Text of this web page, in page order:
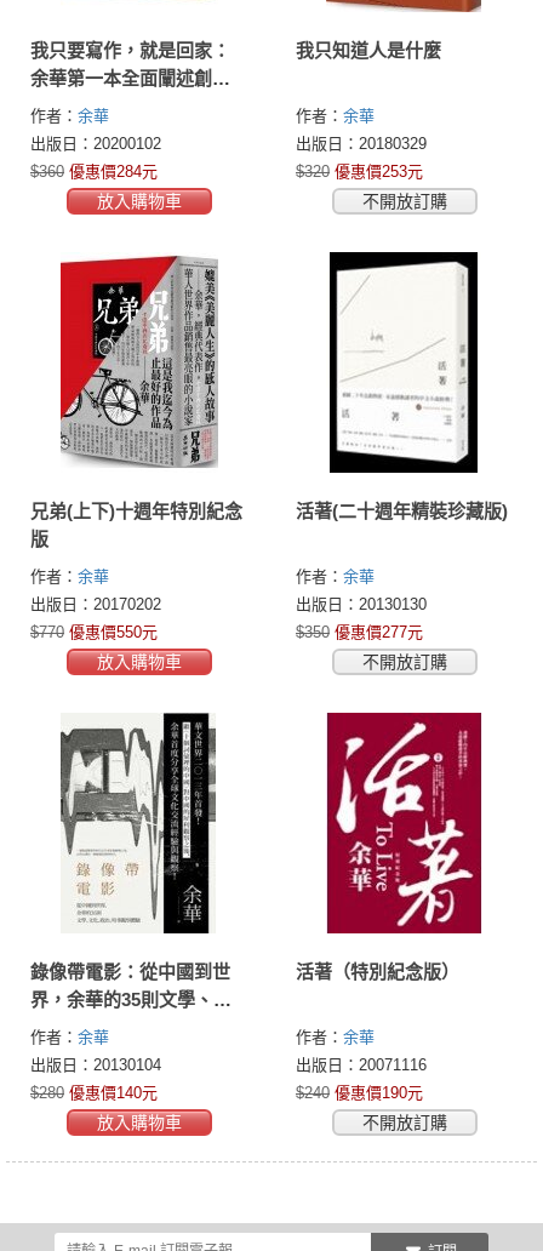
我只要寫作，就是回家：
余華第一本全面闡述創作
觀、文學觀訪談集
作者： 余華
出版日：20200102
$360 優惠價284元
放入購物車
我只知道人是什麼
作者： 余華
出版日：20180329
$320 優惠價253元
不開放訂購
兄弟(上下)十週年特別紀念
版
作者： 余華
出版日：20170202
$770 優惠價550元
放入購物車
活著(二十週年精裝珍藏版)
作者： 余華
出版日：20130130
$350 優惠價277元
不開放訂購
錄像帶電影：從中國到世
界，余華的35則文學、文
化、政治、時事觀察體驗
作者： 余華
出版日：20130104
$280 優惠價140元
放入購物車
活著（特別紀念版）
作者： 余華
出版日：20071116
$240 優惠價190元
不開放訂購